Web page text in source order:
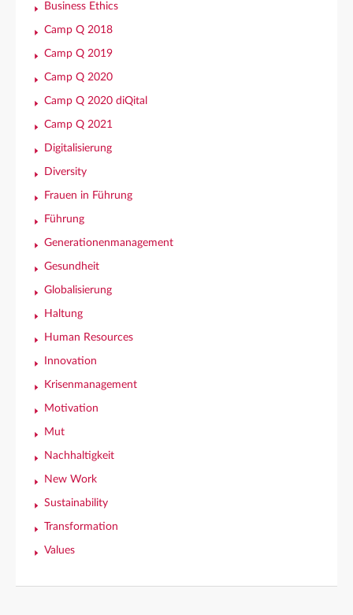
Business Ethics
Camp Q 2018
Camp Q 2019
Camp Q 2020
Camp Q 2020 diQital
Camp Q 2021
Digitalisierung
Diversity
Frauen in Führung
Führung
Generationenmanagement
Gesundheit
Globalisierung
Haltung
Human Resources
Innovation
Krisenmanagement
Motivation
Mut
Nachhaltigkeit
New Work
Sustainability
Transformation
Values